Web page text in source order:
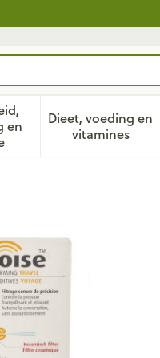
ensubmenu voor
Dieet, voeding en
vitamines
Toon